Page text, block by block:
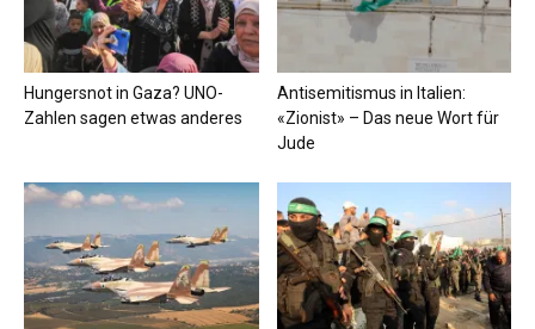
Hungersnot in Gaza? UNO-
Zahlen sagen etwas anderes
Antisemitismus in Italien:
«Zionist» – Das neue Wort für
Jude